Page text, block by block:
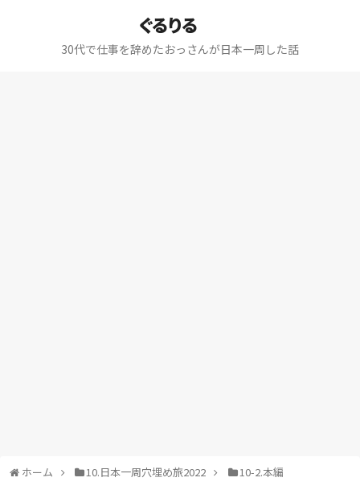
ぐるりる
30代で仕事を辞めたおっさんが日本一周した話
ホーム 10.日本一周穴埋め旅2022 10-2.本編